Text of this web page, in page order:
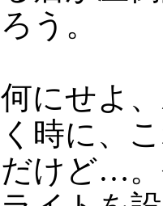
ろう。
何にせよ
く時に、
だけど…。